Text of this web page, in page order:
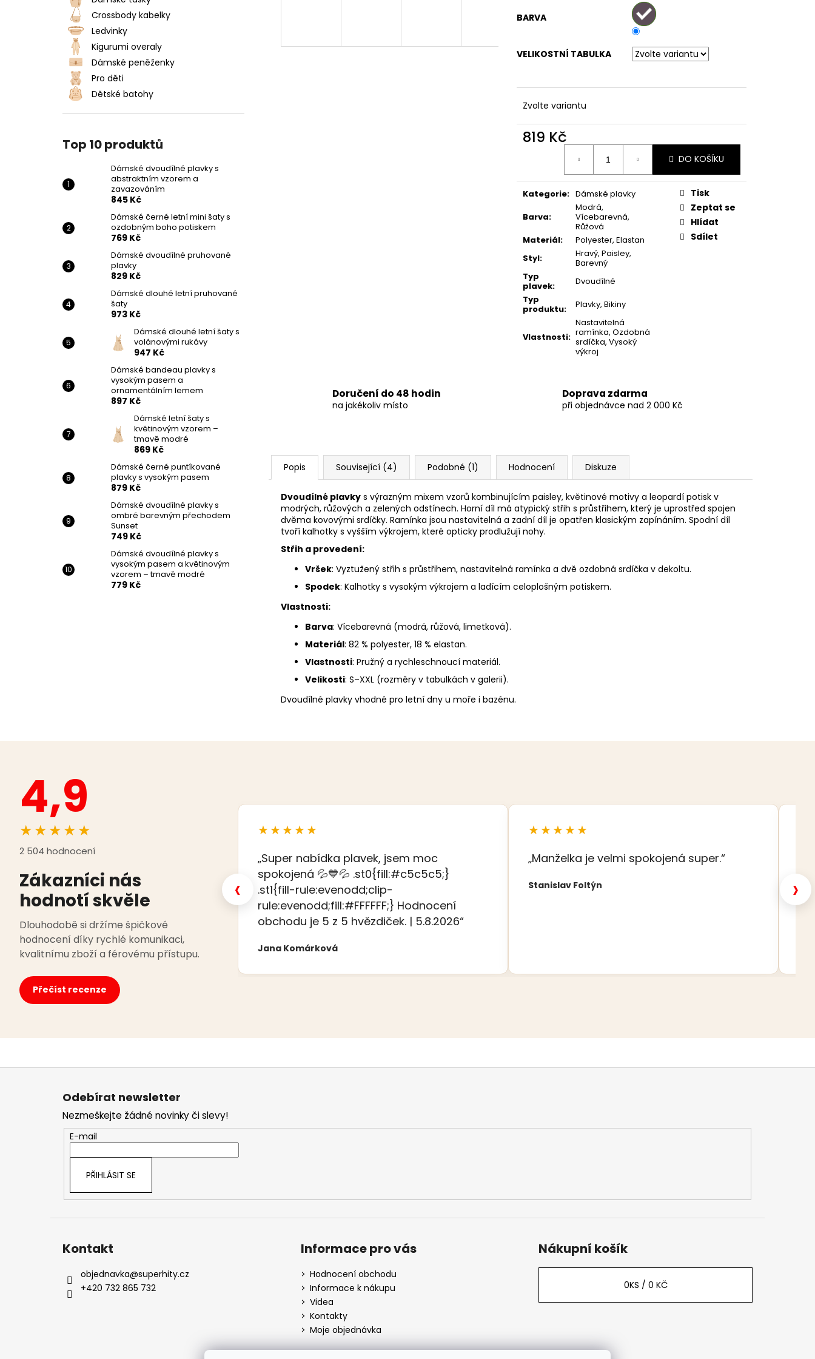
Crossbody kabelky
Ledvinky
Kigurumi overaly
Dámské peněženky
Pro děti
Dětské batohy
Top 10 produktů
Dámské dvoudílné plavky s
abstraktním vzorem a
zavazováním
845 Kč
Dámské černé letní mini šaty s
ozdobným boho potiskem
769 Kč
Dámské dvoudílné pruhované
plavky
829 Kč
Dámské dlouhé letní pruhované
šaty
973 Kč
Dámské dlouhé letní šaty s
volánovými rukávy
947 Kč
Dámské bandeau plavky s
vysokým pasem a
ornamentálním lemem
897 Kč
Dámské letní šaty s
květinovým vzorem –
tmavě modré
869 Kč
Dámské černé puntíkované
plavky s vysokým pasem
879 Kč
Dámské dvoudílné plavky s
ombré barevným přechodem
Sunset
749 Kč
Dámské dvoudílné plavky s
vysokým pasem a květinovým
vzorem – tmavě modré
779 Kč
BARVA
VELIKOSTNÍ TABULKA
Zvolte variantu
819 Kč
DO KOŠÍKU
Kategorie: Dámské plavky
Barva:
Modrá,
Vícebarevná,
Růžová
Materiál:
Polyester, Elastan
Styl:
Hravý, Paisley,
Barevný
Typ
plavek:
Dvoudílné
Typ
produktu: Plavky, Bikiny
Vlastnosti:
Nastavitelná
ramínka, Ozdobná
srdíčka, Vysoký
výkroj
Tisk
Zeptat se
Hlídat
Sdílet
Doručení do 48 hodin
na jakékoliv místo
Doprava zdarma
při objednávce nad 2 000 Kč
Popis Související (4) Podobné (1) Hodnocení Diskuze
Dvoudílné plavky s výrazným mixem vzorů kombinujícím paisley, květinové motivy a leopardí potisk v
modrých, růžových a zelených odstínech. Horní díl má atypický střih s průstřihem, který je uprostřed spojen
dvěma kovovými srdíčky. Ramínka jsou nastavitelná a zadní díl je opatřen klasickým zapínáním. Spodní díl
tvoří kalhotky s vyšším výkrojem, které opticky prodlužují nohy.
Střih a provedení:
Vršek: Vyztužený střih s průstřihem, nastavitelná ramínka a dvě ozdobná srdíčka v dekoltu.
Spodek: Kalhotky s vysokým výkrojem a ladícím celoplošným potiskem.
Vlastnosti:
Barva: Vícebarevná (modrá, růžová, limetková).
Materiál: 82 % polyester, 18 % elastan.
Vlastnosti: Pružný a rychleschnoucí materiál.
Velikosti: S–XXL (rozměry v tabulkách v galerii).
Dvoudílné plavky vhodné pro letní dny u moře i bazénu.
DÁMSKÉ DVOUDÍLNÉ PLAVKY S
ABSTRAKTNÍM VZOREM A
ZAVAZOVÁNÍM
845 Kč
4,9
★★★★★
2 504 hodnocení
Zákazníci nás
hodnotí skvěle
Dlouhodobě si držíme špičkové
hodnocení díky rychlé komunikaci,
kvalitnímu zboží a férovému přístupu.
Přečíst recenze
‹
★★★★★
„Super nabídka plavek, jsem moc
spokojená 💦💙💦 .st0{fill:#c5c5c5;}
.st1{fill-rule:evenodd;clip-
rule:evenodd;fill:#FFFFFF;} Hodnocení
obchodu je 5 z 5 hvězdiček. | 5.8.2026“
Jana Komárková
★★★★★
„Manželka je velmi spokojená super.“
Stanislav Foltýn ›
Z
Odebírat newsletter
Nezmeškejte žádné novinky či slevy!
E-mail
PŘIHLÁSIT SE
Kontakt
objednavka@superhity.cz
+420 732 865 732
Informace pro vás
Hodnocení obchodu
Informace k nákupu
Videa
Kontakty
Moje objednávka
Nákupní košík
0KS / 0 KČ